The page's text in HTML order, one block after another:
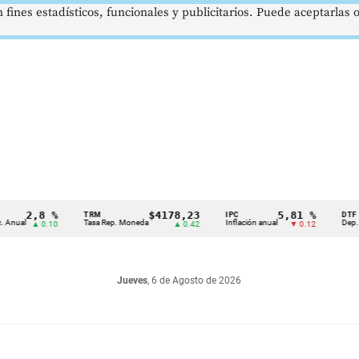
2,8 %
▲ 0.10 Tasa Rep. Moneda
$4178,23
▲ 0.42 Inflación anual
5,81 %
▼ 0.12 Dep.
Jueves, 6 de Agosto de 2026
estadísticos, funcionales y publicitarios. Puede aceptarlas